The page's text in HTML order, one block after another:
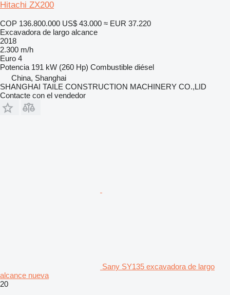
Hitachi ZX200
COP 136.800.000 US$ 43.000 ≈ EUR 37.220
Excavadora de largo alcance
2018
2.300 m/h
Euro 4
Potencia 191 kW (260 Hp) Combustible diésel
China, Shanghai
SHANGHAI TAILE CONSTRUCTION MACHINERY CO.,LID
Contacte con el vendedor
Sany SY135 excavadora de largo
alcance nueva
20